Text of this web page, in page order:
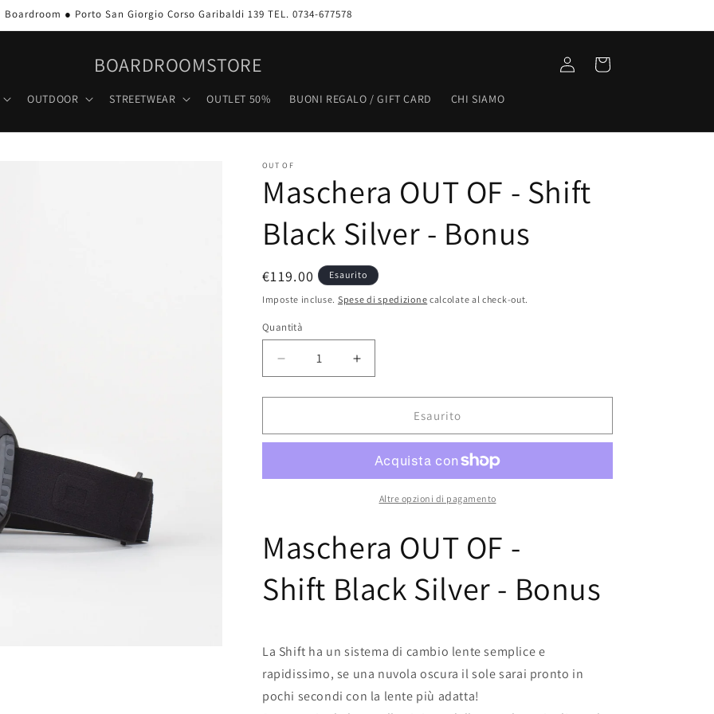
Boardroom ● Porto San Giorgio Corso Garibaldi 139 TEL. 0734-677578
BOARDROOMSTORE
OUTDOOR STREETWEAR OUTLET 50% BUONI REGALO / GIFT CARD CHI SIAMO
Accedi Carrello
OUT OF
Maschera OUT OF - Shift
Black Silver - Bonus
Prezzo
di
listino
€119.00 Esaurito
Imposte incluse. Spese di spedizione calcolate al check-out.
Quantità
Diminuisci
quantità
per
OUT
Shift
Bonus
Aumenta
quantità
per
Maschera
OUT
Shift
Black
Bonus
Esaurito
Altre opzioni di pagamento
Maschera OUT OF -
Shift Black Silver - Bonus
La Shift ha un sistema di cambio lente semplice e
rapidissimo, se una nuvola oscura il sole sarai pronto in
pochi secondi con la lente più adatta!